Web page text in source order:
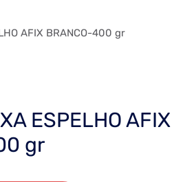
AFIX BRANCO-400 gr
ESPELHO AFIX
gr